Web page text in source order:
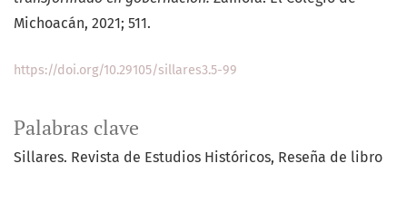
Palabras clave
Sillares. Revista de Estudios Históricos Reseña de libro
Michoacán, 2021; 511.
https://doi.org/10.29105/sillares3.5-99